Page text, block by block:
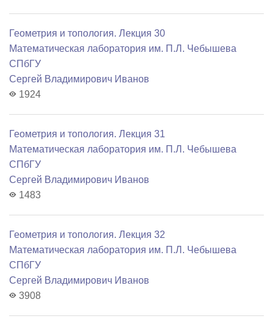
Геометрия и топология. Лекция 30
Математичеcкая лаборатория им. П.Л. Чебышева
СПбГУ
Сергей Владимирович Иванов
1924
Геометрия и топология. Лекция 31
Математичеcкая лаборатория им. П.Л. Чебышева
СПбГУ
Сергей Владимирович Иванов
1483
Геометрия и топология. Лекция 32
Математичеcкая лаборатория им. П.Л. Чебышева
СПбГУ
Сергей Владимирович Иванов
3908